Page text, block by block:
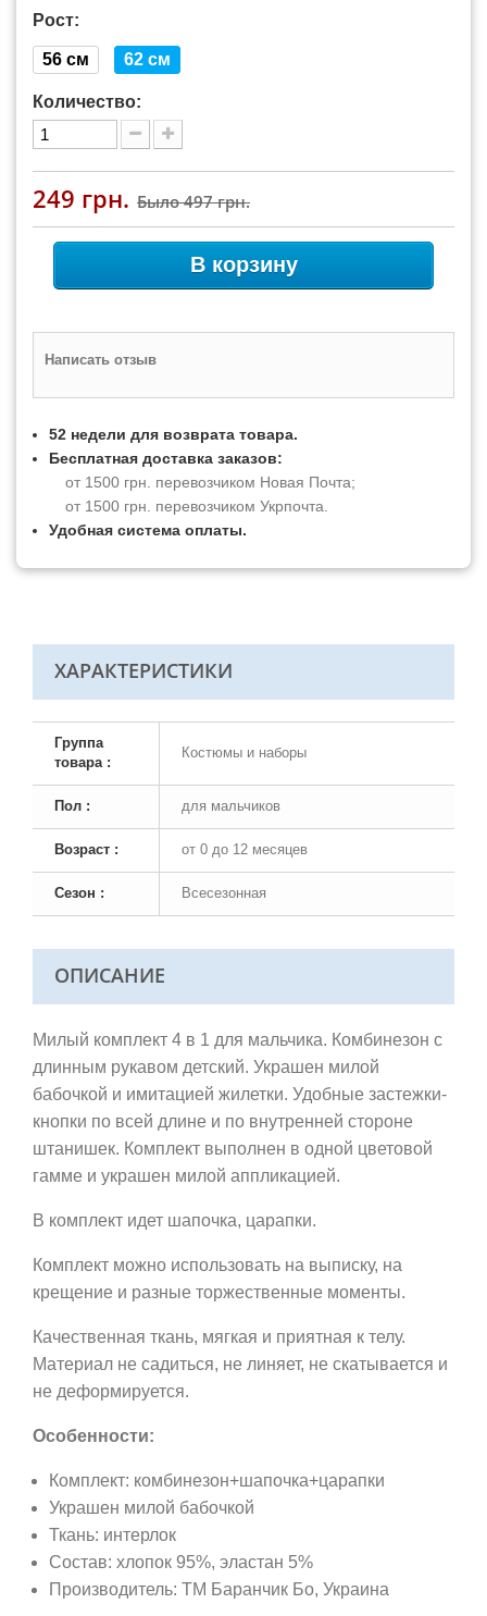
Рост:
56 см 62 см
Количество:
249 грн. Было497 грн.
В корзину
Написать отзыв
52 недели для возврата товара.
Бесплатная доставка заказов:
от 1500 грн. перевозчиком Новая Почта;
от 1500 грн. перевозчиком Укрпочта.
Удобная система оплаты.
ХАРАКТЕРИСТИКИ
Группа
товара :
Костюмы и наборы
Пол : для мальчиков
Возраст : от 0 до 12 месяцев
Сезон : Всесезонная
ОПИСАНИЕ
Милый комплект 4 в 1 для мальчика. Комбинезон с
длинным рукавом детский. Украшен милой
бабочкой и имитацией жилетки. Удобные застежки-
кнопки по всей длине и по внутренней стороне
штанишек. Комплект выполнен в одной цветовой
гамме и украшен милой аппликацией.
В комплект идет шапочка, царапки.
Комплект можно использовать на выписку, на
крещение и разные торжественные моменты.
Качественная ткань, мягкая и приятная к телу.
Материал не садиться, не линяет, не скатывается и
не деформируется.
Особенности:
Комплект: комбинезон+шапочка+царапки
Украшен милой бабочкой
Ткань: интерлок
Состав: хлопок 95%, эластан 5%
Производитель: ТМ Баранчик Бо, Украина